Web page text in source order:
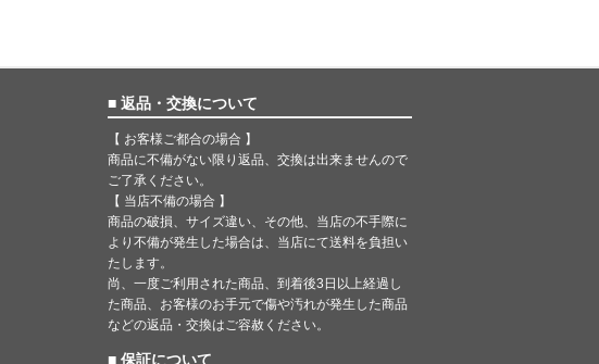
■ 返品・交換について
【 お客様ご都合の場合 】
商品に不備がない限り返品、交換は出来ませんので
ご了承ください。
【 当店不備の場合 】
商品の破損、サイズ違い、その他、当店の不手際に
より不備が発生した場合は、当店にて送料を負担い
たします。
尚、一度ご利用された商品、到着後3日以上経過し
た商品、お客様のお手元で傷や汚れが発生した商品
などの返品・交換はご容赦ください。
■ 保証について